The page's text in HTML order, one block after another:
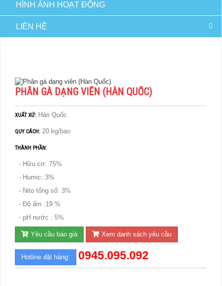
HÌNH ẢNH HOẠT ĐỘNG
LIÊN HỆ
PHÂN GÀ DẠNG VIÊN (HÀN QUỐC)
XUẤT XỨ: Hàn Quốc
QUY CÁCH: 20 kg/bao
THÀNH PHẦN:
- Hữu cơ: 75%
- Humic: 3%
- Nito tổng số: 3%
- Độ ẩm :19 %
- pH nước : 5%
Yêu cầu báo giá Xem danh sách yêu cầu
Hotline đặt hàng: 0945.095.092